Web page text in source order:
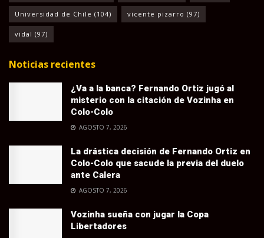
Universidad de Chile (104) vicente pizarro (97)
vidal (97)
Noticias recientes
¿Va a la banca? Fernando Ortiz jugó al
misterio con la citación de Vozinha en
Colo-Colo
AGOSTO 7, 2026
La drástica decisión de Fernando Ortiz en
Colo-Colo que sacude la previa del duelo
ante Calera
AGOSTO 7, 2026
Vozinha sueña con jugar la Copa
Libertadores